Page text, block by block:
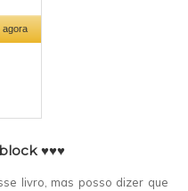
block♥♥♥
livro, mas posso dizer que